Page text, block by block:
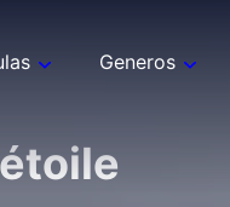
Generos